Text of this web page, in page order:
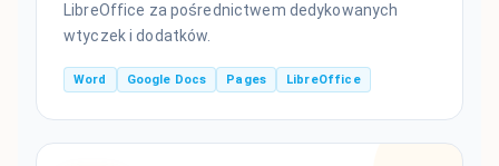
LibreOffice za pośrednictwem dedykowanych
wtyczek i dodatków.
Word Google Docs Pages LibreOffice